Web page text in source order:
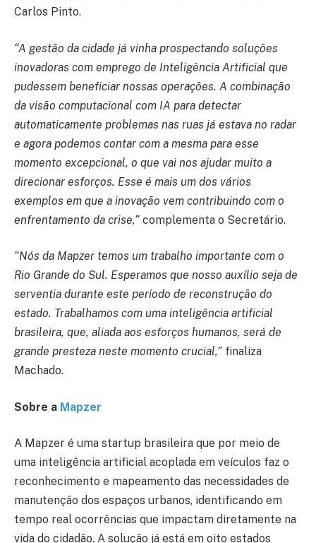
Carlos Pinto.
“A gestão da cidade já vinha prospectando soluções
inovadoras com emprego de Inteligência Artificial que
pudessem beneficiar nossas operações. A combinação
da visão computacional com IA para detectar
automaticamente problemas nas ruas já estava no radar
e agora podemos contar com a mesma para esse
momento excepcional, o que vai nos ajudar muito a
direcionar esforços. Esse é mais um dos vários
exemplos em que a inovação vem contribuindo com o
enfrentamento da crise,” complementa o Secretário.
“Nós da Mapzer temos um trabalho importante com o
Rio Grande do Sul. Esperamos que nosso auxílio seja de
serventia durante este período de reconstrução do
estado. Trabalhamos com uma inteligência artificial
brasileira, que, aliada aos esforços humanos, será de
grande presteza neste momento crucial,” finaliza
Machado.
Sobre a Mapzer
A Mapzer é uma startup brasileira que por meio de
uma inteligência artificial acoplada em veículos faz o
reconhecimento e mapeamento das necessidades de
manutenção dos espaços urbanos, identificando em
tempo real ocorrências que impactam diretamente na
vida do cidadão. A solução já está em oito estados